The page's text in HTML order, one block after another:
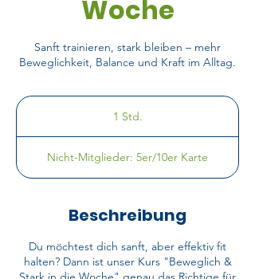
Woche
Sanft trainieren, stark bleiben – mehr
Beweglichkeit, Balance und Kraft im Alltag.
1 Std.
d
Karte
Nicht-Mitglieder: 5er/10er Karte
Beschreibung
Du möchtest dich sanft, aber effektiv fit
halten? Dann ist unser Kurs "Beweglich &